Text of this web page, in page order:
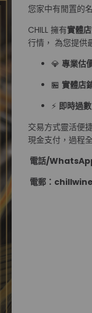
您家中有閒置的
CHILL 擁有實體
行情， 為您提供
💎 專業估
🏪 實體店
⚡ 即時過
交易方式靈活便
現金支付，過程
電話/
電郵：